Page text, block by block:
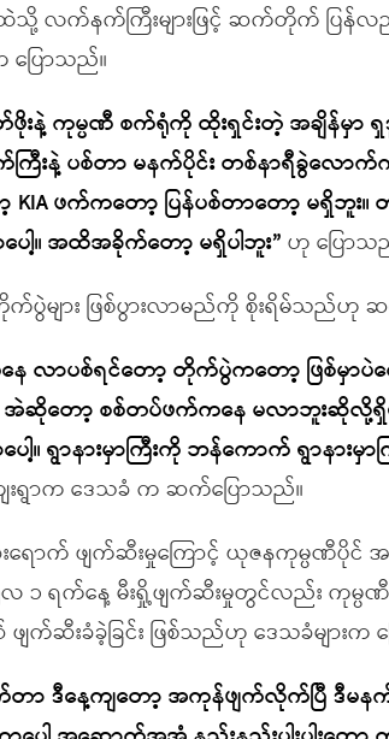
လက်နက်ကြီးများဖြင့် ဆက်တိုက် ပြ
ပြောသည်။
နဲ့ ကုမ္ပဏီ စက်ရုံကို ထိုးရှင်းတဲ့ အချိန်မှာ ရှ
ကြီးနဲ့ ပစ်တာ မနက်ပိုင်း တစ်နာရီခွဲလော
ဖက်ကတော့ ပြန်ပစ်တာတော့ မရှိဘူး
ါ့။ အထိအခိုက်တော့ မရှိပါဘူး”ဟု ပြောသ
က်ပွဲများ ဖြစ်ပွားလာမည်ကို စိုးရိမ်သည်ဟု
ာပစ်ရင်တော့ တိုက်ပွဲကတော့ ဖြစ်မှာပဲ
အဲဆိုတော့ စစ်တပ်ဖက်ကနေ မလာဘူးဆိုလို့ရှိ
ေါ့။ ရွာနားမှာကြီးကို ဘန်ကောက် ရွာနား
ရွာက ဒေသခံ က ဆက်ပြောသည်။
ောက် ဖျက်ဆီးမှုကြောင့် ယုဇနကုမ္ပဏီပိုင် အ
ြီလ ၁ ရက်နေ့ မီးရှို့ဖျက်ဆီးမှုတွင်လည်း ကုမ္ပဏီ
ဖျက်ဆီးခံခဲ့ခြင်း ဖြစ်သည်ဟု ဒေသခံများက
တာ ဒီနေ့ကျတော့ အကုန်ဖျက်လိုက်ပြီ ဒီမ